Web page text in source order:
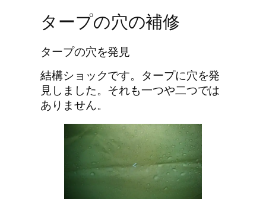
タープの穴の補修
タープの穴を発見
結構ショックです。タープに穴を発
見しました。それも一つや二つでは
ありません。